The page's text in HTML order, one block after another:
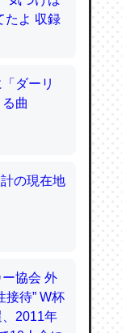
てるので
使わずキ